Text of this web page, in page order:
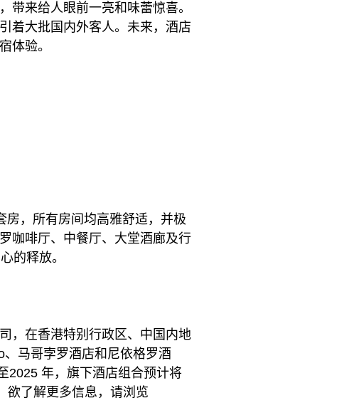
带来给人眼前一亮和味蕾惊喜。
着大批国内外客人。未来，酒店
体验。
房，所有房间均高雅舒适，并极
咖啡厅、中餐厅、大堂酒廊及行
的释放。
，在香港特别行政区、中国内地
马哥孛罗酒店和尼依格罗酒
2025 年，旗下酒店组合预计将
欲了解更多信息，请浏览